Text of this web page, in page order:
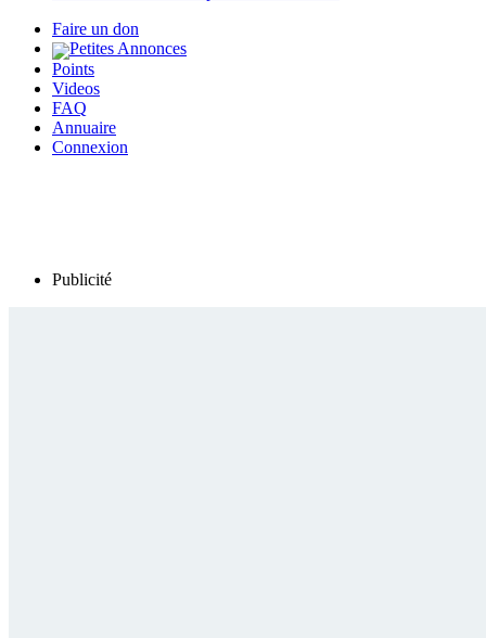
Faire un don
Petites Annonces
Points
Videos
FAQ
Annuaire
Connexion
Publicité